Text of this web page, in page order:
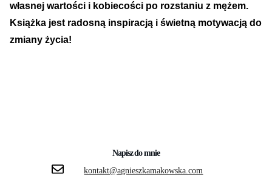
własnej wartości i kobiecości po rozstaniu z mężem.
Książka jest radosną inspiracją i świetną motywacją do
zmiany życia!
Napisz do mnie
kontakt@agnieszkamakowska.com